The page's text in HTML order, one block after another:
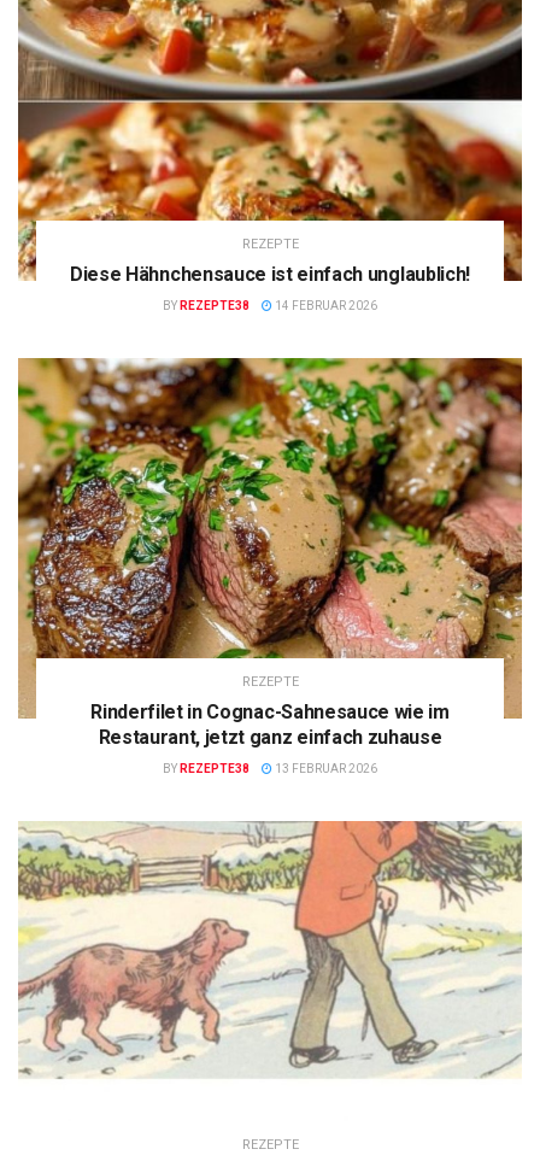
REZEPTE
Diese Hähnchensauce ist einfach unglaublich!
BY REZEPTE38 14 FEBRUAR 2026
REZEPTE
Rinderfilet in Cognac-Sahnesauce wie im
Restaurant, jetzt ganz einfach zuhause
BY REZEPTE38 13 FEBRUAR 2026
REZEPTE